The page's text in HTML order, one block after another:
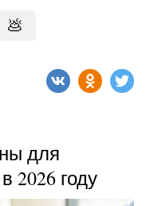
💩
для
2026 году